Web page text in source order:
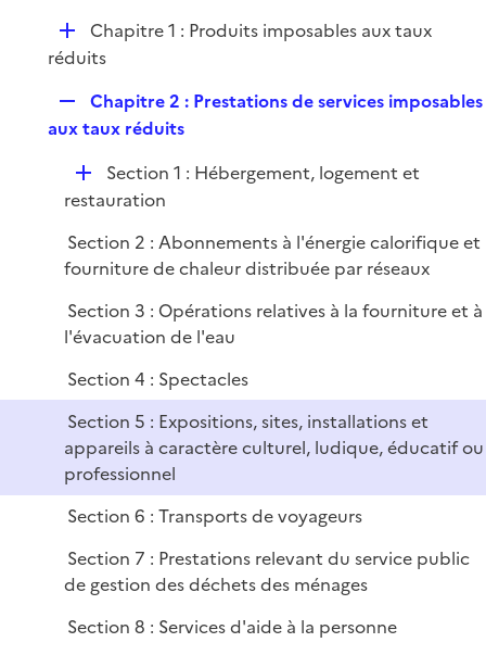
l
i
e
r
p
l
r
D
é
i
e
r
Chapitre 1 : Produits imposables aux taux
réduits
e
l
i
r
Chapitre 2 : Prestations de services imposables
aux taux réduits
D
é
l
i
e
r
Section 1 : Hébergement, logement et
restauration
Section 2 : Abonnements à l'énergie calorifique et
fourniture de chaleur distribuée par réseaux
Section 3 : Opérations relatives à la fourniture et à
l'évacuation de l'eau
Section 4 : Spectacles
Section 5 : Expositions, sites, installations et
appareils à caractère culturel, ludique, éducatif ou
professionnel
Section 6 : Transports de voyageurs
Section 7 : Prestations relevant du service public
de gestion des déchets des ménages
Section 8 : Services d'aide à la personne